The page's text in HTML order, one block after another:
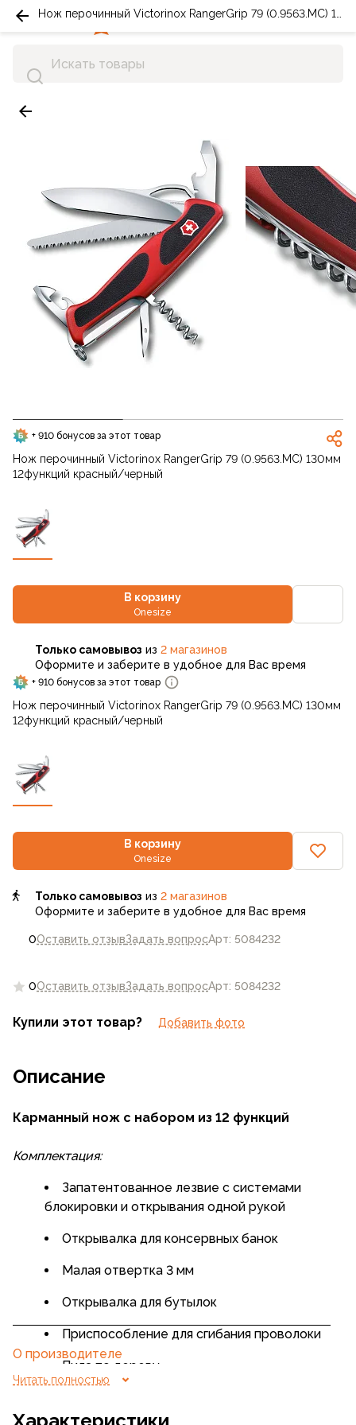
0 0
+ 910 бонусов за этот товар
Нож перочинный Victorinox RangerGrip 79 (0.9563.MC) 130мм
12функций красный/черный
В корзину
Onesize
0Оставить отзывЗадать вопросАрт: 5084232
Только самовывоз из 2 магазинов
Оформите и заберите в удобное для Вас время
+ 910 бонусов за этот товар
Нож перочинный Victorinox RangerGrip 79 (0.9563.MC) 130мм
12функций красный/черный
В корзину
Onesize
0Оставить отзывЗадать вопросАрт: 5084232
Только самовывоз из 2 магазинов
Оформите и заберите в удобное для Вас время
Купили этот товар? Добавить фото
Описание
Карманный нож с набором из 12 функций
Комплектация:
Запатентованное лезвие с системами
блокировки и открывания одной рукой
Открывалка для консервных банок
Малая отвертка 3 мм
Открывалка для бутылок
Приспособление для сгибания проволоки
Пила по дереву
О производителе
Читать полностью